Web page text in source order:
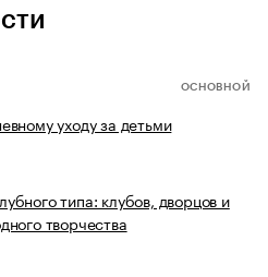
ОСНОВНОЙ
уходу за детьми
типа: клубов, дворцов и
творчества